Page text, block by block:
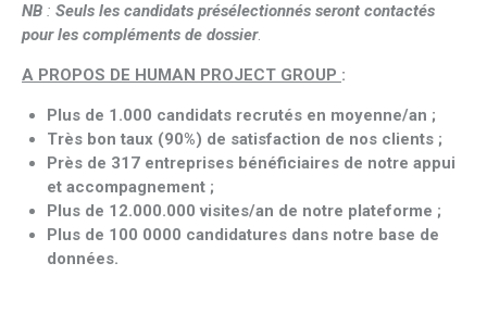
NB : Seuls les candidats présélectionnés seront contactés
pour les compléments de dossier.
A PROPOS DE HUMAN PROJECT GROUP :
Plus de 1.000 candidats recrutés en moyenne/an ;
Très bon taux (90%) de satisfaction de nos clients ;
Près de 317 entreprises bénéficiaires de notre appui
et accompagnement ;
Plus de 12.000.000 visites/an de notre plateforme ;
Plus de 100 0000 candidatures dans notre base de
données.